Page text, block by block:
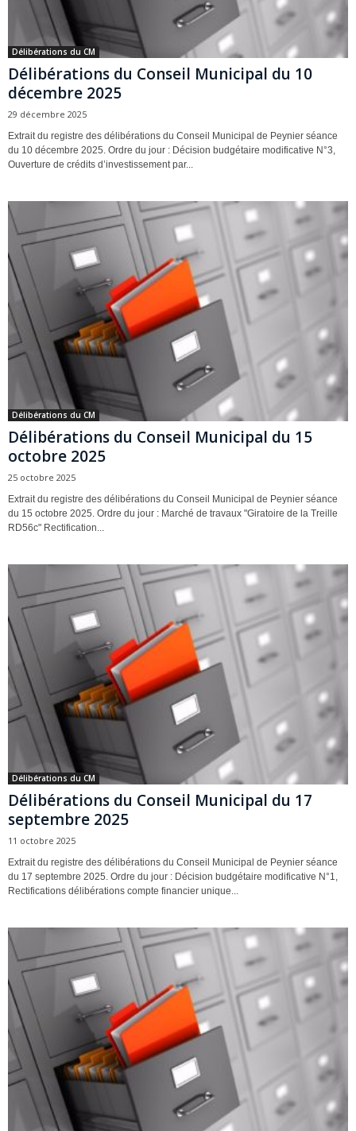
Délibérations du CM
Délibérations du Conseil Municipal du 10
décembre 2025
29 décembre 2025
Extrait du registre des délibérations du Conseil Municipal de Peynier séance
du 10 décembre 2025. Ordre du jour : Décision budgétaire modificative N°3,
Ouverture de crédits d’investissement par...
Délibérations du CM
Délibérations du Conseil Municipal du 15
octobre 2025
25 octobre 2025
Extrait du registre des délibérations du Conseil Municipal de Peynier séance
du 15 octobre 2025. Ordre du jour : Marché de travaux "Giratoire de la Treille
RD56c" Rectification...
Délibérations du CM
Délibérations du Conseil Municipal du 17
septembre 2025
11 octobre 2025
Extrait du registre des délibérations du Conseil Municipal de Peynier séance
du 17 septembre 2025. Ordre du jour : Décision budgétaire modificative N°1,
Rectifications délibérations compte financier unique...